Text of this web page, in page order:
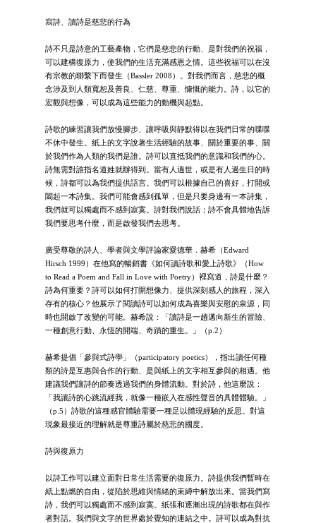
寫詩、讀詩是慈悲的行為
詩不只是詩意的工藝產物，它們是慈悲的行動、是對我們的祝福，
可以建構復原力，使我們的生活充滿感恩之情。這些祝福可以在沒
有宗教的聯繫下而發生（Bassler 2008）。對我們而言，慈悲的概
念涉及到人類寬恕及善良、仁慈、尊重、慷慨的能力。詩，以它的
宏觀與想像，可以成為這些能力的動機與起點。
詩歌的練習讓我們放慢腳步、讓呼吸與靜默得以在我們日常的喋喋
不休中發生。紙上的文字說著生活經驗的故事、關於重要的事、關
於我們作為人類的我們是誰。詩可以直抵我們的意識和我們的心。
詩無需對誰指名道姓就辦得到。當有人過世，或是有人過生日的時
候，詩都可以為我們提供語言。我們可以根據自己的喜好，打開或
闔起一本詩集。我們可能會感到孤單，但是只要身邊有一本詩集，
我們就可以獨處而不感到寂寞。詩對我們說話；詩不會具體地告訴
我們要思考什麼，而是啟發我們去思考。
廣受尊敬的詩人、學者與文學評論家愛德華．赫希（Edward
Hirsch 1999）在他寫的暢銷書《如何讀詩歌和愛上詩歌》（How
to Read a Poem and Fall in Love with Poetry）裡寫道，詩是什麼？
詩為何重要？詩可以如何打開想像力、提供深刻感人的旅程，深入
存有的核心？他展示了閱讀詩可以如何成為喜樂與安慰的泉源，同
時也開啟了改變的可能。赫希說：「讀詩是一趟邁向新生的冒險、
一種創意行動、永恆的開端、奇蹟的重生。」（p.2）
赫希提倡「參與式詩學」（participatory poetics），指出讀任何種
類的詩是互惠與合作的行動、是與紙上的文字相互參與的相遇。他
建議我們讓詩的節奏透過我們的身體流動。對於詩，他這麼說：
「我讓詩的心跳流經我，就像一種嵌入在感性聲音的具體體驗。」
（p.5）詩歌的這種感官體驗需要一種足以體現經驗的反思。對這
現象最接近的理解就是尊重詩屬於慈悲的國度。
詩與復原力
以詩工作可以建立面對日常生活需要的復原力。詩提供我們暫時在
紙上點燃的自由，從陷於思維與情緒的束縛中解放出來。當我們寫
詩，我們可以獨處而不感到寂寞。紙張和逐漸出現的詩歌都在與作
者對話。我們與文字的世界處於覺知的連結之中。詩可以成為對抗